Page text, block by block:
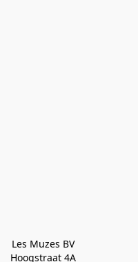
Les Muzes BV
Hoogstraat 4A